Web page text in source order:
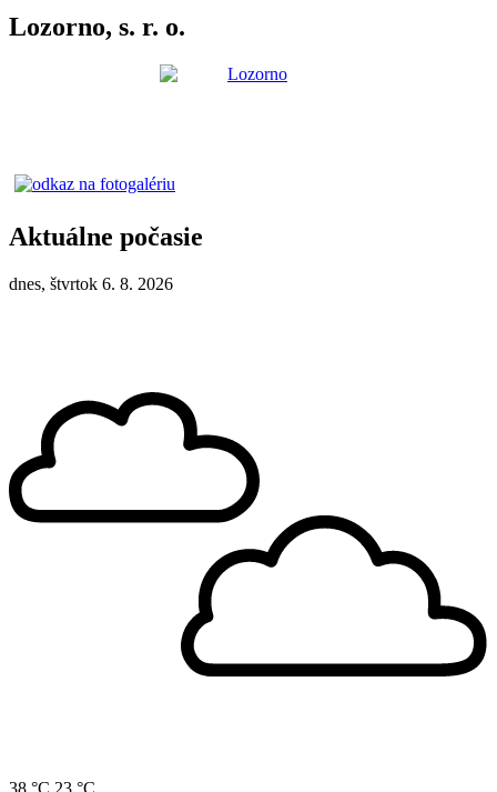
Lozorno, s. r. o.
Aktuálne počasie
dnes, štvrtok 6. 8. 2026
38 °C 23 °C